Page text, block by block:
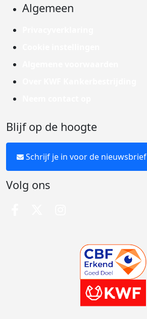
Algemeen
Blijf op de hoogte
Schrijf je in voor de nieuwsbrief
Volg ons